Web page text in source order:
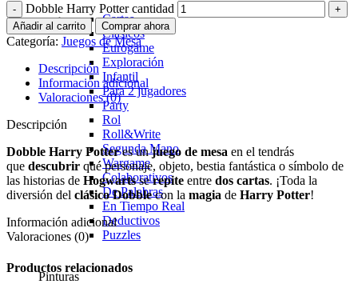
Cartas
Clasicos
Eurogame
Exploración
Infantil
Para 2 jugadores
Party
Rol
Roll&Write
Segunda Mano
Wargame
Colaborativos
De Palabras
En Tiempo Real
Deductivos
Puzzles
Pinturas
Dobble Harry Potter cantidad
Añadir al carrito Comprar ahora
Categoría: Juegos de Mesa
Descripción
Información adicional
Valoraciones (0)
Descripción
Dobble Harry Potteres unjuego de mesa en el tendrás
que descubrir qué personaje, objeto, bestia fantástica o símbolo de
las historias de Hogwartsserepite entre dos cartas. ¡Toda la
diversión del clásico Dobblecon la magia de Harry Potter!
Información adicional
Valoraciones (0)
Productos relacionados